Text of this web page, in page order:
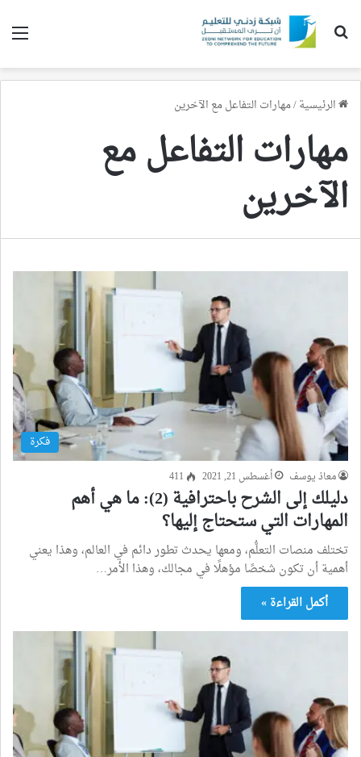
بحث عن
الرئيسية/مهارات التفاعل مع الآخرين
مهارات التفاعل مع
الآخرين
فكرة
معاذ يوسف أغسطس 21, 2021 411
دليلك إلى الشرح باحترافية (2): ما هي أهم
المهارات التي ستحتاج إليها؟
تختلف منصات التعلُّم، ومعها يحدث تطور دائم في العالم، وهذا يعني
أهمية أن تكون شخصًا مؤهلًا في مجالك، وهذا الأمر…
أكمل القراءة »